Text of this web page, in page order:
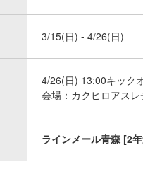
3/15(日) - 4/26(日)
4/26(日) 13:00キック
会場：カクヒロアス
ラインメール青森 [2